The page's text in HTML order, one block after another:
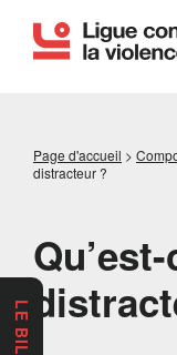
Page d'accueil >
distracteur ?